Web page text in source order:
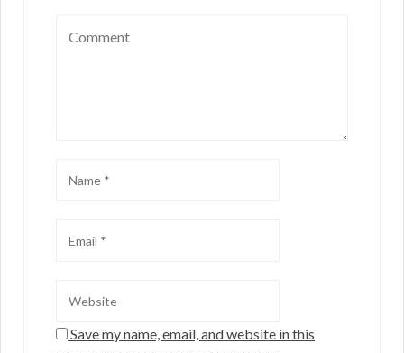
Save my name, email, and website in this